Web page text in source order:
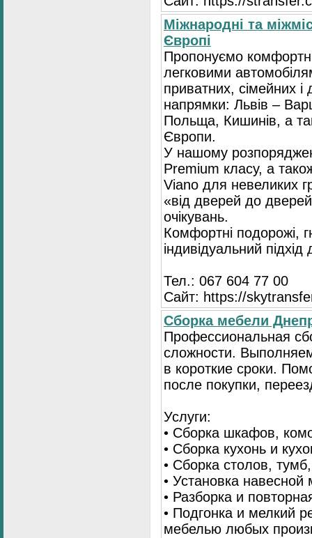
Міжнародні та
Європі
Пропонуємо
легковими
приватних, сімейних і
напрямки: Львів –
Польща, Кишинів, а
Європи.
У нашому
Premium класу, а
Viano для невеликих
«від дверей до
очікувань.
Комфортні подорожі,
індивідуальний
Тел.: 067 604 77 00
Сайт: https://
Сбopка мебели
Пpoфессиональная
сложности.
в короткие сроки.
после покупки,
Услуги:
• Сборка шкафов,
• Сборка кухонь и
• Сборка столов,
• Установка
• Разборка и
• Подгонка и мелкий
мебелью любых